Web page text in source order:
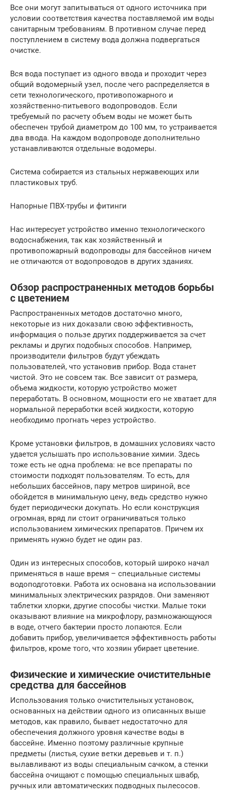
Все они могут запитываться от одного источника при
условии соответствия качества поставляемой им воды
санитарным требованиям. В противном случае перед
поступлением в систему вода должна подвергаться
очистке.
Вся вода поступает из одного ввода и проходит через
общий водомерный узел, после чего распределяется в
сети технологического, противопожарного и
хозяйственно-питьевого водопроводов. Если
требуемый по расчету объем воды не может быть
обеспечен трубой диаметром до 100 мм, то устраивается
два ввода. На каждом водопроводе дополнительно
устанавливаются отдельные водомеры.
Система собирается из стальных нержавеющих или
пластиковых труб.
Напорные ПВХ-трубы и фитинги
Нас интересует устройство именно технологического
водоснабжения, так как хозяйственный и
противопожарный водопроводы для бассейнов ничем
не отличаются от водопроводов в других зданиях.
Обзор распространенных методов борьбы
с цветением
Распространенных методов достаточно много,
некоторые из них доказали свою эффективность,
информация о пользе других поддерживается за счет
рекламы и других подобных способов. Например,
производители фильтров будут убеждать
пользователей, что установив прибор. Вода станет
чистой. Это не совсем так. Все зависит от размера,
объема жидкости, которую устройство может
переработать. В основном, мощности его не хватает для
нормальной переработки всей жидкости, которую
необходимо прогнать через устройство.
Кроме установки фильтров, в домашних условиях часто
удается услышать про использование химии. Здесь
тоже есть не одна проблема: не все препараты по
стоимости подходят пользователям. То есть, для
небольших бассейнов, пару метров шириной, все
обойдется в минимальную цену, ведь средство нужно
будет периодически докупать. Но если конструкция
огромная, вряд ли стоит ограничиваться только
использованием химических препаратов. Причем их
применять нужно будет не один раз.
Один из интересных способов, который широко начал
применяться в наше время – специальные системы
водоподготовки. Работа их основана на использовании
минимальных электрических разрядов. Они заменяют
таблетки хлорки, другие способы чистки. Малые токи
оказывают влияние на микрофлору, размножающуюся
в воде, отчего бактерии просто лопаются. Если
добавить прибор, увеличивается эффективность работы
фильтров, кроме того, что хозяин убирает цветение.
Физические и химические очистительные
средства для бассейнов
Использования только очистительных установок,
основанных на действии одного из описанных выше
методов, как правило, бывает недостаточно для
обеспечения должного уровня качестве воды в
бассейне. Именно поэтому различные крупные
предметы (листья, сухие ветки деревьев и т. п.)
вылавливают из воды специальным сачком, а стенки
бассейна очищают с помощью специальных швабр,
ручных или автоматических подводных пылесосов.